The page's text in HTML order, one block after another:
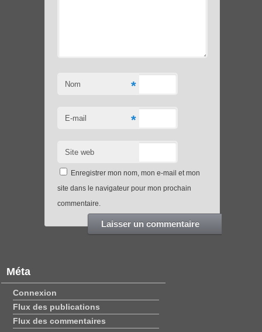
Nom *
E-mail *
Site web
Enregistrer mon nom, mon e-mail et mon
site dans le navigateur pour mon prochain
commentaire.
Méta
Connexion
Flux des publications
Flux des commentaires